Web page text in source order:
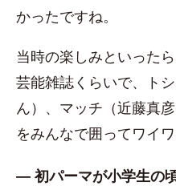
かったですね。
当時の楽しみといった
芸能雑誌くらいで、ト
ん）、マッチ（近藤真
をみんなで囲ってワイ
― 初パーマが小学生の